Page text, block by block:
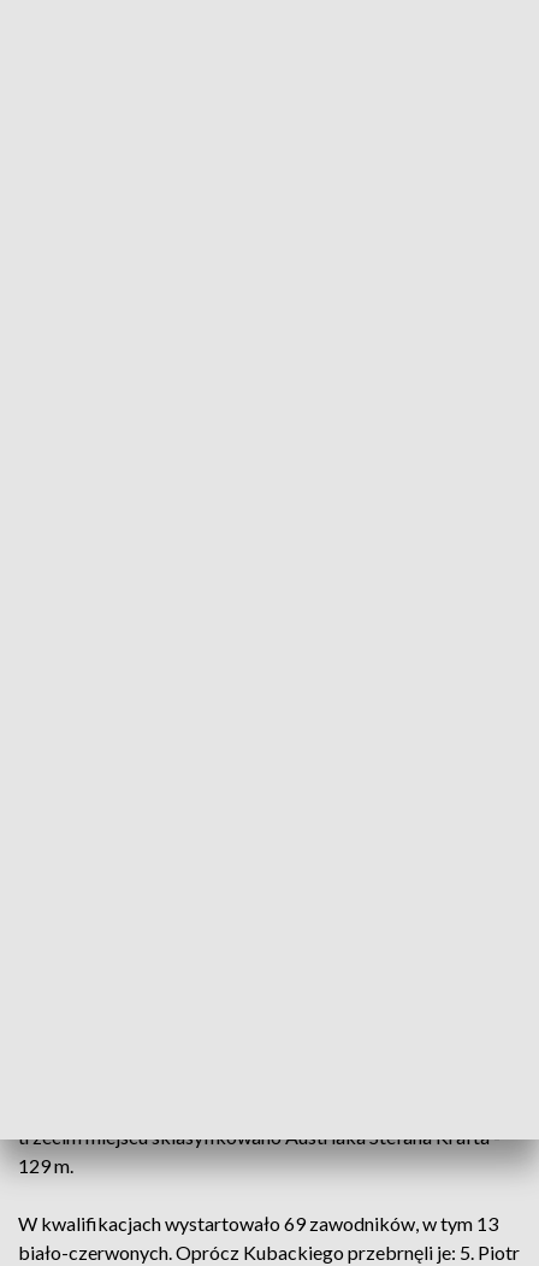
trzecim miejscu sklasyfikowano Austriaka Stefana Krafta -
129 m.
W kwalifikacjach wystartowało 69 zawodników, w tym 13
biało-czerwonych. Oprócz Kubackiego przebrnęli je: 5. Piotr